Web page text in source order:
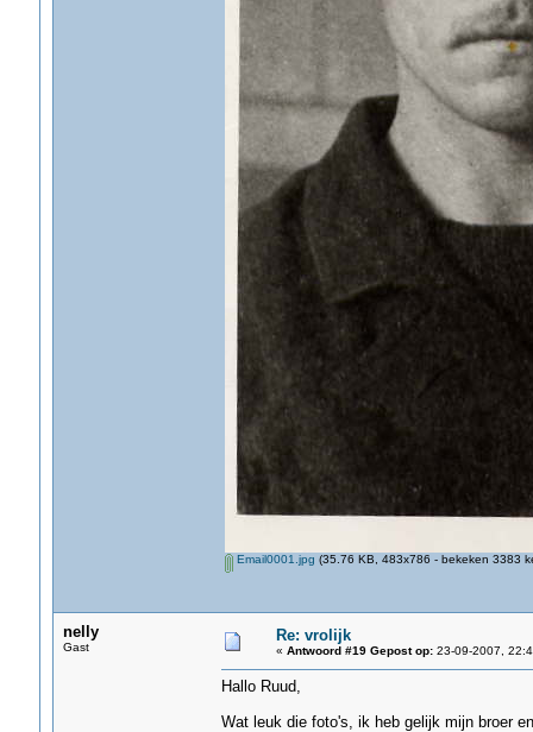
Email0001.jpg (35.76 KB, 483x786 - bekeken 3383
nelly
Gast
Re: vrolijk
« Antwoord #19 Gepost op:23-09-2007,
Hallo Ruud,
Wat leuk die foto's, ik heb gelijk mijn broer